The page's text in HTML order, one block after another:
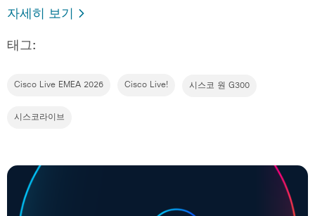
자세히 보기
태그:
Cisco Live EMEA 2026 Cisco Live! 시스코 원 G300
시스코라이브